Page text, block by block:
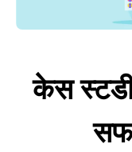
केस